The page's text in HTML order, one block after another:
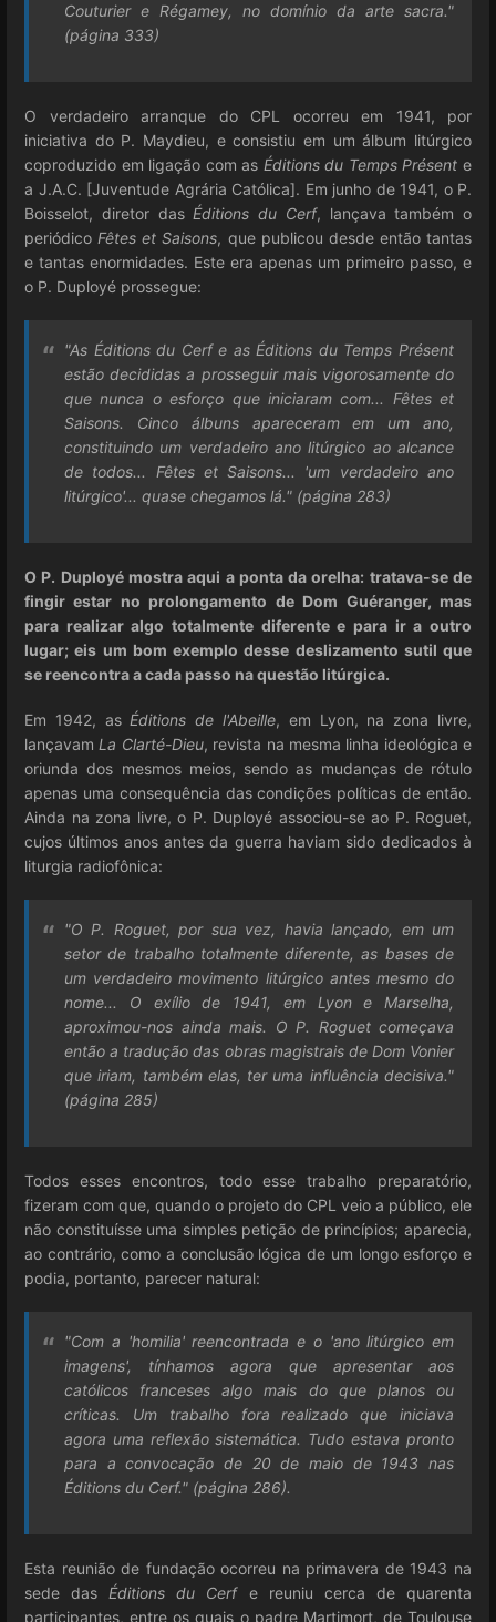
Couturier e Régamey, no domínio da arte sacra."
(página 333)
O verdadeiro arranque do CPL ocorreu em 1941, por
iniciativa do P. Maydieu, e consistiu em um álbum litúrgico
coproduzido em ligação com as Éditions du Temps Présent e
a J.A.C. [Juventude Agrária Católica]. Em junho de 1941, o P.
Boisselot, diretor das Éditions du Cerf, lançava também o
periódico Fêtes et Saisons, que publicou desde então tantas
e tantas enormidades. Este era apenas um primeiro passo, e
o P. Duployé prossegue:
"As Éditions du Cerf e as Éditions du Temps Présent
estão decididas a prosseguir mais vigorosamente do
que nunca o esforço que iniciaram com... Fêtes et
Saisons. Cinco álbuns apareceram em um ano,
constituindo um verdadeiro ano litúrgico ao alcance
de todos... Fêtes et Saisons... 'um verdadeiro ano
litúrgico'... quase chegamos lá." (página 283)
O P. Duployé mostra aqui a ponta da orelha: tratava-se de
fingir estar no prolongamento de Dom Guéranger, mas
para realizar algo totalmente diferente e para ir a outro
lugar; eis um bom exemplo desse deslizamento sutil que
se reencontra a cada passo na questão litúrgica.
Em 1942, as Éditions de l'Abeille, em Lyon, na zona livre,
lançavam La Clarté-Dieu, revista na mesma linha ideológica e
oriunda dos mesmos meios, sendo as mudanças de rótulo
apenas uma consequência das condições políticas de então.
Ainda na zona livre, o P. Duployé associou-se ao P. Roguet,
cujos últimos anos antes da guerra haviam sido dedicados à
liturgia radiofônica:
"O P. Roguet, por sua vez, havia lançado, em um
setor de trabalho totalmente diferente, as bases de
um verdadeiro movimento litúrgico antes mesmo do
nome... O exílio de 1941, em Lyon e Marselha,
aproximou-nos ainda mais. O P. Roguet começava
então a tradução das obras magistrais de Dom Vonier
que iriam, também elas, ter uma influência decisiva."
(página 285)
Todos esses encontros, todo esse trabalho preparatório,
fizeram com que, quando o projeto do CPL veio a público, ele
não constituísse uma simples petição de princípios; aparecia,
ao contrário, como a conclusão lógica de um longo esforço e
podia, portanto, parecer natural:
"Com a 'homilia' reencontrada e o 'ano litúrgico em
imagens', tínhamos agora que apresentar aos
católicos franceses algo mais do que planos ou
críticas. Um trabalho fora realizado que iniciava
agora uma reflexão sistemática. Tudo estava pronto
para a convocação de 20 de maio de 1943 nas
Éditions du Cerf." (página 286).
Esta reunião de fundação ocorreu na primavera de 1943 na
sede das Éditions du Cerfe reuniu cerca de quarenta
participantes, entre os quais o padre Martimort, de Toulouse